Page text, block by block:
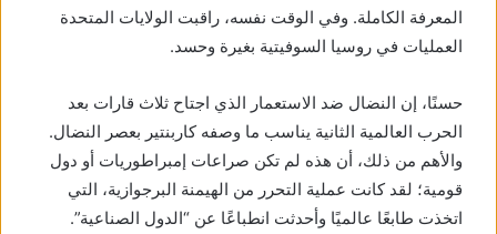
المعرفة الكاملة. وفي الوقت نفسه، راقبت الولايات المتحدة
العمليات في روسيا السوفيتية بغيرة وحسد.
حسنًا، إن النضال ضد الاستعمار الذي اجتاح ثلاث قارات بعد
الحرب العالمية الثانية يناسب ما وصفه كاربنتير بعصر النضال.
والأهم من ذلك، أن هذه لم تكن صراعات إمبراطوريات أو دول
قومية؛ لقد كانت عملية التحرر من الهيمنة البرجوازية، التي
اتخذت طابعًا عالميًا وأحدثت انطباعًا عن “الدول الصناعية”.